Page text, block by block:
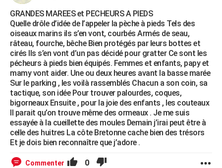
GRANDES MAREES et PECHEURS A PIEDS
Quelle drôle d’idée de l’appeler la pèche à pieds Tels des
oiseaux marins ils s’en vont, courbés Armés de seau,
râteau, fourche, bêche Bien protégés par leurs bottes et
cirés Ils s’en vont d’un pas décidé pour gratter Ce sont les
pécheurs à pieds bien équipés. Femmes et enfants, papy et
mamy vont aider. Une ou deux heures avant la basse marée
Sur le parking , les voilà rassemblés Chacun a son coin, sa
tactique, son idée Pour trouver palourdes, coques,
bigorneaux Ensuite , pour la joie des enfants , les couteaux
Il parait qu’on trouve même des ormeaux . Je me suis
essayée à la cueillette des moules Demain j’irai peut être à
celle des huitres La côte Bretonne cache bien des trésors
Et je dois bien reconnaître que j’adore .
Commenter 0